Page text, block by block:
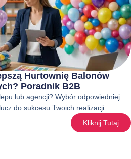
Hurtownię Balonów
Poradnik B2B
lub agencji? Wybór odpowiedniej
do sukcesu Twoich realizacji.
Kliknij Tutaj